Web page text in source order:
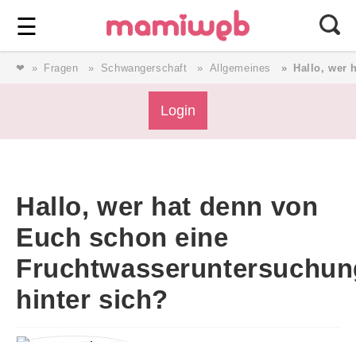
☰ ⎯ Wir lieben Familie ⎯
❤ Fragen Schwangerschaft Allgemeines Hallo, wer
Login
Hallo, wer hat denn von
Euch schon eine
hinter sich?
Forum
Service